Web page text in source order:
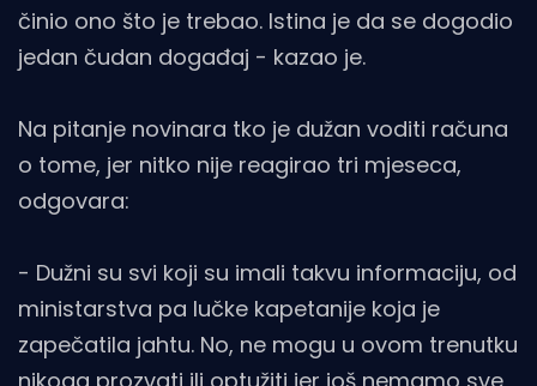
činio ono što je trebao. Istina je da se dogodio
jedan čudan događaj - kazao je.
Na pitanje novinara tko je dužan voditi računa
o tome, jer nitko nije reagirao tri mjeseca,
odgovara:
- Dužni su svi koji su imali takvu informaciju, od
ministarstva pa lučke kapetanije koja je
zapečatila jahtu. No, ne mogu u ovom trenutku